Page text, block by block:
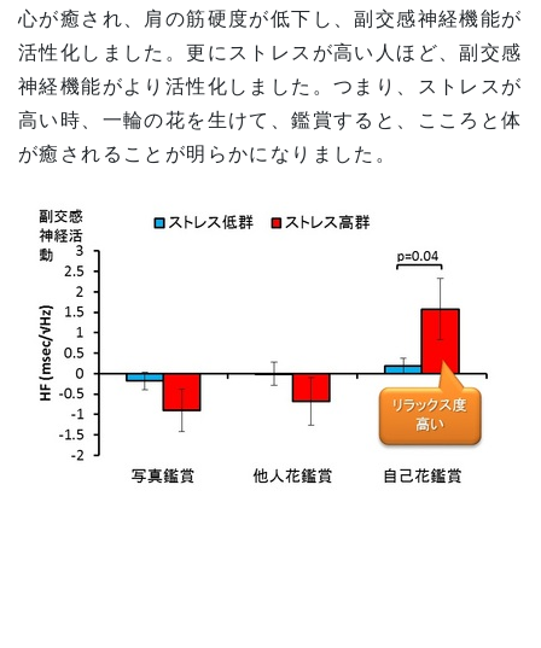
心が癒され、肩の筋硬度が低下し、副交感神経機能が
活性化しました。更にストレスが高い人ほど、副交感
神経機能がより活性化しました。つまり、ストレスが
高い時、一輪の花を生けて、鑑賞すると、こころと体
が癒されることが明らかになりました。